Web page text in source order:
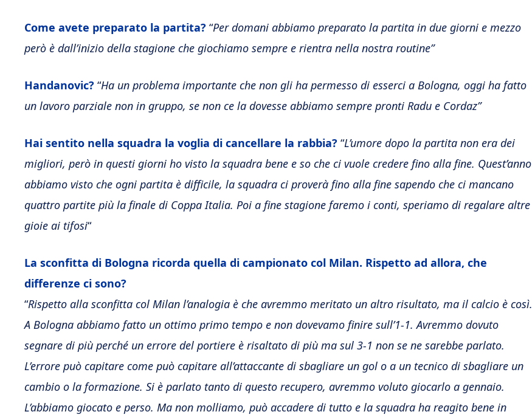
Come avete preparato la partita? “Per domani abbiamo preparato la partita in due giorni e mezzo
però è dall’inizio della stagione che giochiamo sempre e rientra nella nostra routine”
Handanovic? “Ha un problema importante che non gli ha permesso di esserci a Bologna, oggi ha fatto
un lavoro parziale non in gruppo, se non ce la dovesse abbiamo sempre pronti Radu e Cordaz”
Hai sentito nella squadra la voglia di cancellare la rabbia? “L’umore dopo la partita non era dei
migliori, però in questi giorni ho visto la squadra bene e so che ci vuole credere fino alla fine. Quest’anno
abbiamo visto che ogni partita è difficile, la squadra ci proverà fino alla fine sapendo che ci mancano
quattro partite più la finale di Coppa Italia. Poi a fine stagione faremo i conti, speriamo di regalare altre
gioie ai tifosi“
La sconfitta di Bologna ricorda quella di campionato col Milan. Rispetto ad allora, che
differenze ci sono?
“Rispetto alla sconfitta col Milan l’analogia è che avremmo meritato un altro risultato, ma il calcio è così.
A Bologna abbiamo fatto un ottimo primo tempo e non dovevamo finire sull’1-1. Avremmo dovuto
segnare di più perché un errore del portiere è risaltato di più ma sul 3-1 non se ne sarebbe parlato.
L’errore può capitare come può capitare all’attaccante di sbagliare un gol o a un tecnico di sbagliare un
cambio o la formazione. Si è parlato tanto di questo recupero, avremmo voluto giocarlo a gennaio.
L’abbiamo giocato e perso. Ma non molliamo, può accadere di tutto e la squadra ha reagito bene in